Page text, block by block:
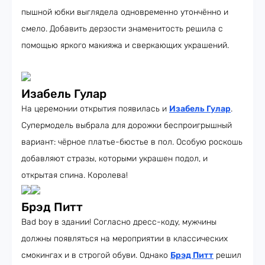
пышной юбки выглядела одновременно утончённо и
смело. Добавить дерзости знаменитость решила с
помощью яркого макияжа и сверкающих украшений.
Изабель Гулар
На церемонии открытия появилась и Изабель Гулар.
Супермодель выбрала для дорожки беспроигрышный
вариант: чёрное платье-бюстье в пол. Особую роскошь
добавляют стразы, которыми украшен подол, и
открытая спина. Королева!
Брэд Питт
Bad boy в здании! Согласно дресс-коду, мужчины
должны появляться на мероприятии в классических
смокингах и в строгой обуви. Однако Брэд Питт решил